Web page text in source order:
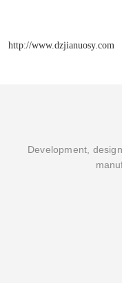
http://www.dzjianuosy.com
Development,